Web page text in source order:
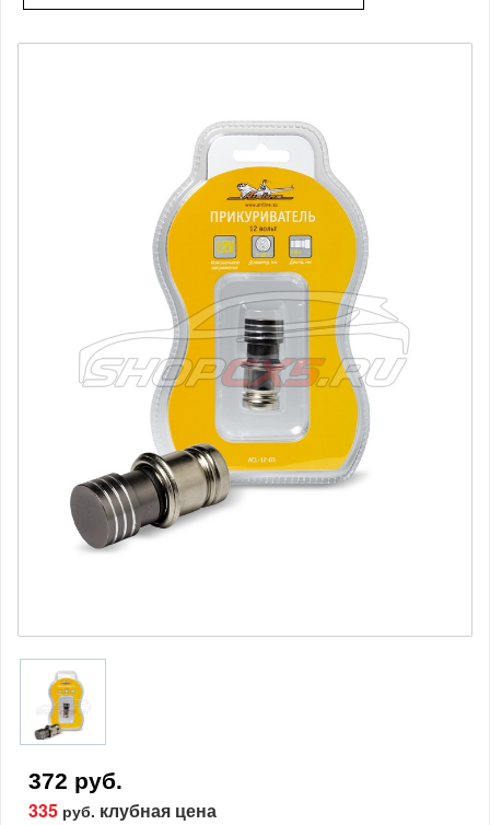
372 руб.
335 руб. клубная цена